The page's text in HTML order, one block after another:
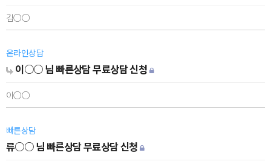
김○○
온라인상담
이○○ 님 빠른상담 무료상담 신청
이○○
빠른상담
류○○ 님 빠른상담 무료상담 신청